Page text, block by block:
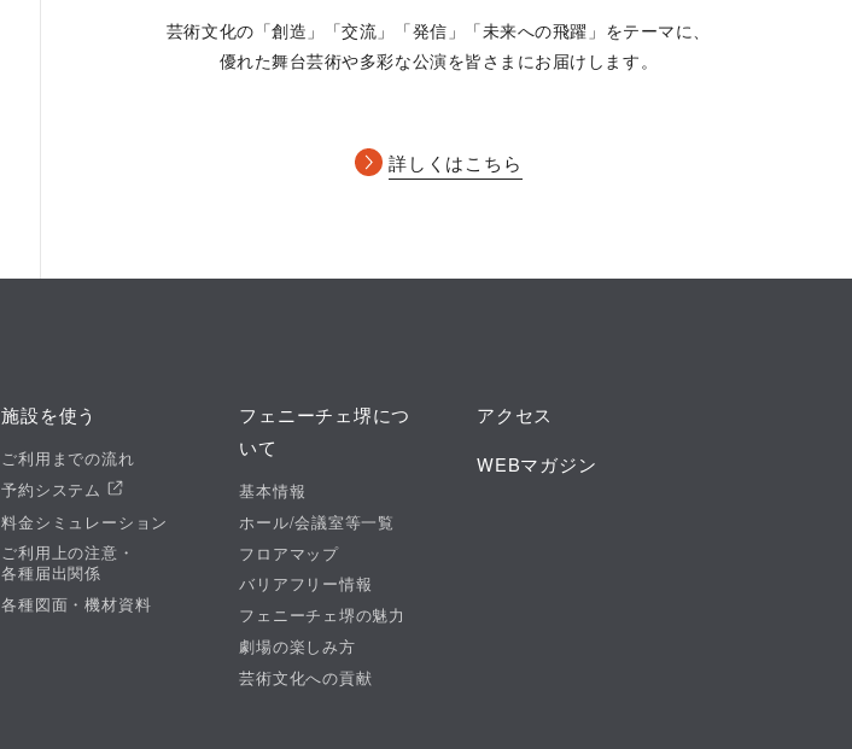
芸術文化の「創造」「交流」「発信」
「未来への飛躍」をテーマに、
優れた舞台芸術や多彩な公演を皆さまにお届けします。
詳しくはこちら
施設を使う
ご利用までの流れ
予約システム
料金シミュレーション
ご利用上の注意・
各種届出関係
各種図面・機材資料
フェニーチェ堺につ
いて
基本情報
ホール/会議室等一覧
フロアマップ
バリアフリー情報
フェニーチェ堺の魅力
劇場の楽しみ方
芸術文化への貢献
アクセス
WEBマガジン